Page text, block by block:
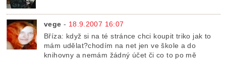
vege - 18.9.2007 16:07
Bříza: když si na té stránce chci koupit triko jak to
mám udělat?chodím na net jen ve škole a do
knihovny a nemám žádný účet či co to po mě